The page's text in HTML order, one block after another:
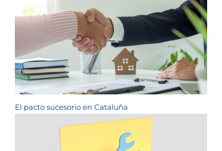
El pacto sucesorio en Cataluña